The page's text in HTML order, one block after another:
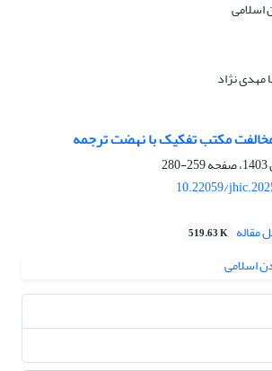
نژاد
مکتب تفکیک با نهضت ترجمه
259-280
10.22059/
مقاله 519.63 K